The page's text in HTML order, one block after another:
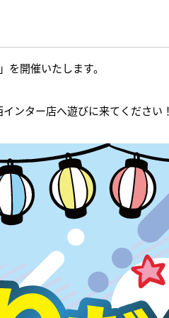
開催いたします。
ンター店へ遊びに来てください